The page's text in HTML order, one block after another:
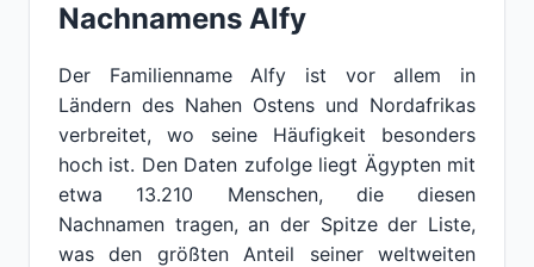
Nachnamens Alfy
Der Familienname Alfy ist vor allem in
Ländern des Nahen Ostens und Nordafrikas
verbreitet, wo seine Häufigkeit besonders
hoch ist. Den Daten zufolge liegt Ägypten mit
etwa 13.210 Menschen, die diesen
Nachnamen tragen, an der Spitze der Liste,
was den größten Anteil seiner weltweiten